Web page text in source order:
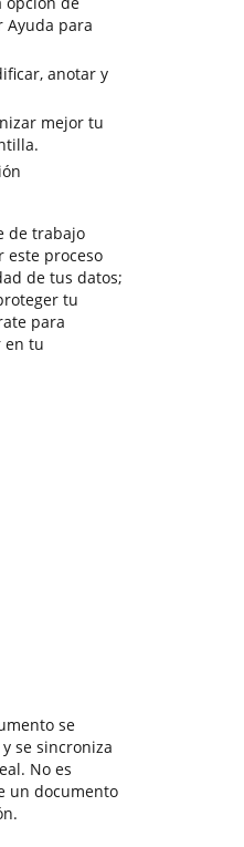
para
anotar y
mejor tu
de trabajo
este proceso
de tus datos;
tu
para
en tu
se
se sincroniza
No es
un documento